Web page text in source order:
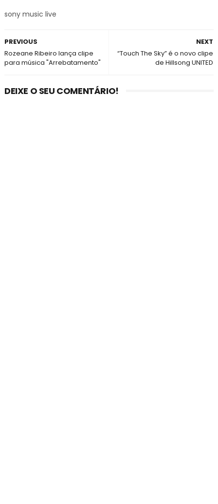
sony music live
NEXT
“Touch The Sky” é o novo clipe
de Hillsong UNITED
PREVIOUS
Rozeane Ribeiro lança clipe
para música "Arrebatamento"
DEIXE O SEU COMENTÁRIO!